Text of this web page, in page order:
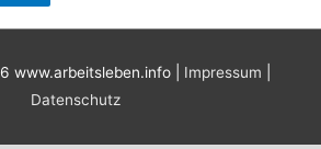
www.arbeitsleben.info Impressum
Datenschutz